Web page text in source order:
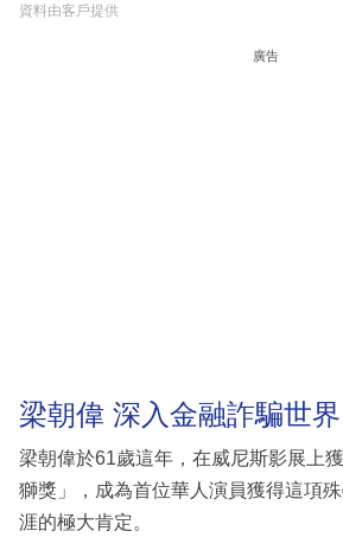
資料由客戶提供
廣告
梁朝偉 深入金融詐騙世界
梁朝偉於61歲這年，在威尼斯影展上
獅獎」，成為首位華人演員獲得這項
涯的極大肯定。